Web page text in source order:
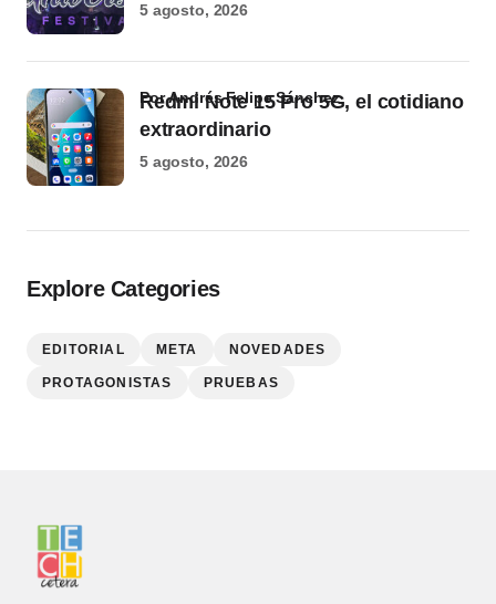
5 agosto, 2026
Redmi Note 15 Pro 5G, el cotidiano
extraordinario
por Andrés Felipe Sánchez
5 agosto, 2026
Explore Categories
EDITORIAL META NOVEDADES
PROTAGONISTAS PRUEBAS